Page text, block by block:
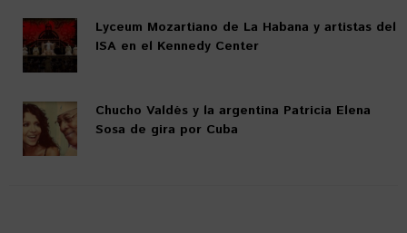
Lyceum Mozartiano de La Habana y artistas del
ISA en el Kennedy Center
Chucho Valdés y la argentina Patricia Elena
Sosa de gira por Cuba